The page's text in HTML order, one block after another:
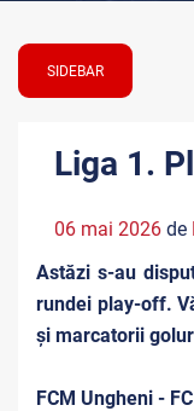
SIDEBAR
Liga 1.
06 mai 2026 de
Astăzi s-au
rundei play-off.
și marcatorii
FCM Ungheni -